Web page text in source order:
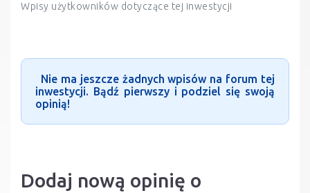
Wpisy użytkowników dotyczące tej inwestycji
Nie ma jeszcze żadnych wpisów na forum tej
inwestycji. Bądź pierwszy i podziel się swoją
opinią!
Dodaj nową opinię o